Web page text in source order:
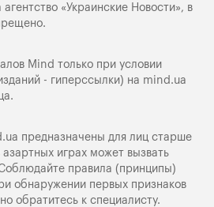
«Украинские Новости», в
Mind только при условии
- гиперссылки) на mind.ua
предназначены для лиц старше
азартных играх может вызвать
правила (принципы)
обнаружении первых признаков
обратитесь к специалисту.